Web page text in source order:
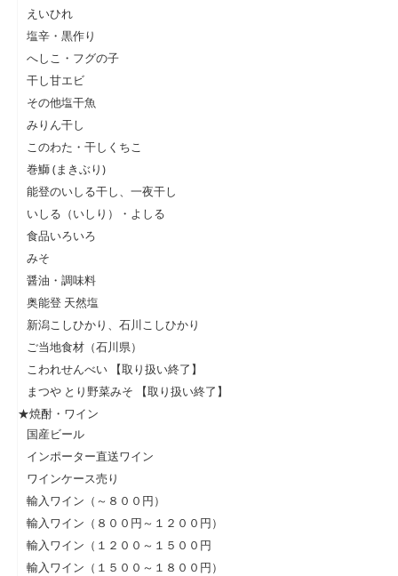
えいひれ
塩辛・黒作り
へしこ・フグの子
干し甘エビ
その他塩干魚
みりん干し
このわた・干しくちこ
巻鰤 (まきぶり)
能登のいしる干し、一夜干し
いしる（いしり）・よしる
食品いろいろ
みそ
醤油・調味料
奥能登 天然塩
新潟こしひかり、石川こしひかり
ご当地食材（石川県）
こわれせんべい 【取り扱い終了】
まつや とり野菜みそ 【取り扱い終了】
★焼酎・ワイン
国産ビール
インポーター直送ワイン
ワインケース売り
輸入ワイン（～８００円）
輸入ワイン（８００円～１２００円）
輸入ワイン（１２００～１５００円
輸入ワイン（１５００～１８００円）